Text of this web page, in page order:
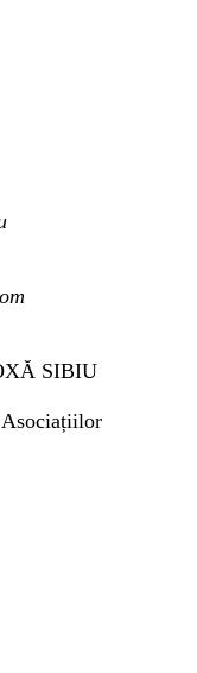
SIBIU